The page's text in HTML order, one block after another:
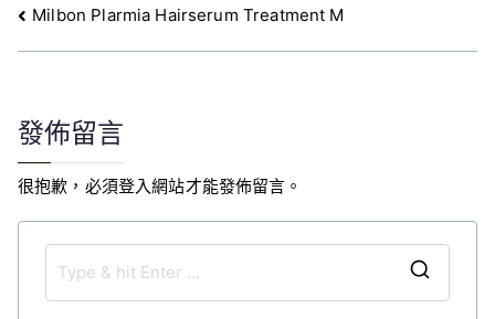
文
章
覽
Milbon Plarmia Hairserum Treatment M
發佈留言
很抱歉，必須登入網站才能發佈留言。
e